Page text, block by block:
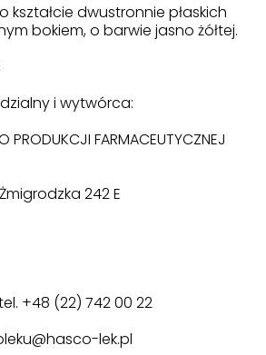
kształcie dwustronnie płaskich
bokiem, o barwie jasno żółtej.
i wytwórca:
PRODUKCJI FARMACEUTYCZNEJ
Żmigrodzka 242 E
+48 (22) 742 00 22
lek.pl